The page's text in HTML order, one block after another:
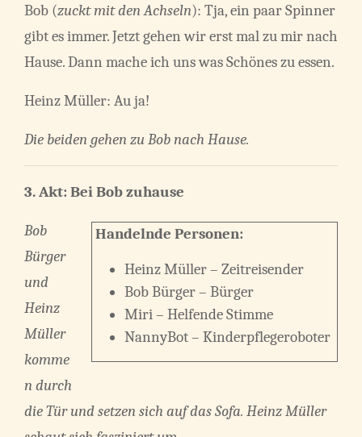
Bob (zuckt mit den Achseln): Tja, ein paar Spinner
gibt es immer. Jetzt gehen wir erst mal zu mir nach
Hause. Dann mache ich uns was Schönes zu essen.
Heinz Müller: Au ja!
Die beiden gehen zu Bob nach Hause.
3. Akt: Bei Bob zuhause
Handelnde Personen:
Heinz Müller – Zeitreisender
Bob Bürger – Bürger
Miri – Helfende Stimme
NannyBot – Kinderpflegeroboter
Bob
Bürger
und
Heinz
Müller
komme
n durch
die Tür und setzen sich auf das Sofa. Heinz Müller